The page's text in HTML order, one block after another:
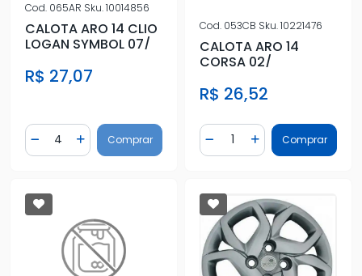
Cod. 065AR Sku.10014856
CALOTA ARO 14 CLIO
LOGAN SYMBOL 07/
R$ 27,07
Diminuir Quantidade
Quantidade
Adicionar Quantidade
Comprar
Cod. 053CB Sku.10221476
CALOTA ARO 14
CORSA 02/
R$ 26,52
Diminuir Quantidade
Quantidade
AdicionarComprar